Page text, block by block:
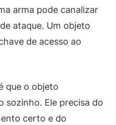
arma pode canalizar
ataque. Um objeto
de acesso ao
que o objeto
sozinho. Ele precisa do
certo e do